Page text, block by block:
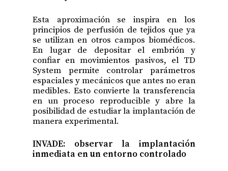
Esta aproximación se inspira en los
principios de perfusión de tejidos que ya
se utilizan en otros campos biomédicos.
En lugar de depositar el embrión y
confiar en movimientos pasivos, el TD
System permite controlar parámetros
espaciales y mecánicos que antes no eran
medibles. Esto convierte la transferencia
en un proceso reproducible y abre la
posibilidad de estudiar la implantación de
manera experimental.
INVADE: observar la implantación
inmediata en un entorno controlado